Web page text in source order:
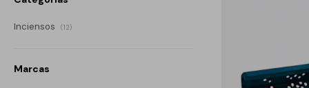
Inciensos (12)
Marcas